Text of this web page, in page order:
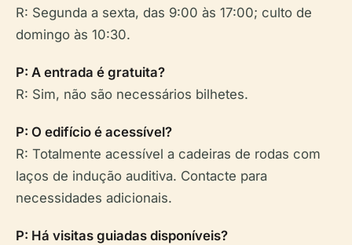
R: Segunda a sexta, das 9:00 às 17:00; culto de
domingo às 10:30.
P: A entrada é gratuita?
R: Sim, não são necessários bilhetes.
P: O edifício é acessível?
R: Totalmente acessível a cadeiras de rodas com
laços de indução auditiva. Contacte para
necessidades adicionais.
P: Há visitas guiadas disponíveis?